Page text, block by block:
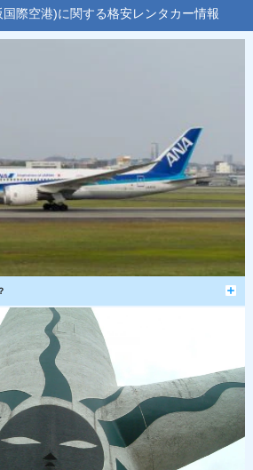
際空港)に関する格安レンタカー情報